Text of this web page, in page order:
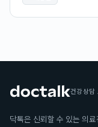
건강상담
닥톡은 신뢰할 수 있는 의